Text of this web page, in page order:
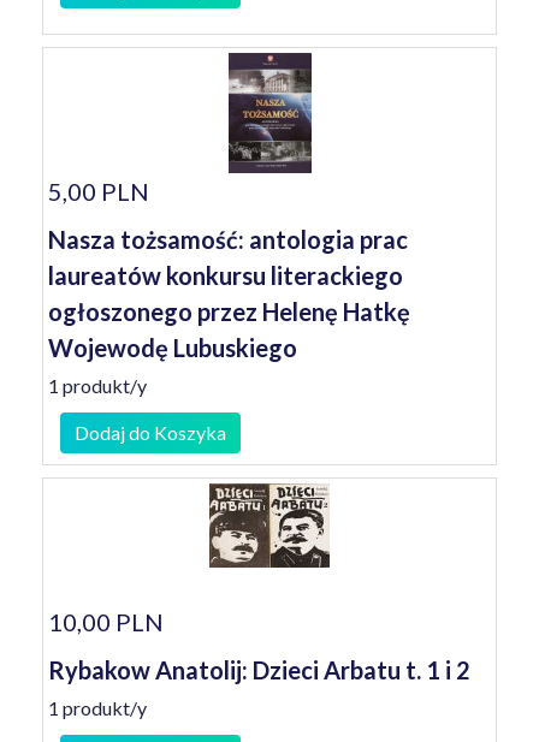
5,00 PLN
Nasza tożsamość: antologia prac
laureatów konkursu literackiego
ogłoszonego przez Helenę Hatkę
Wojewodę Lubuskiego
1 produkt/y
Dodaj do Koszyka
10,00 PLN
Rybakow Anatolij: Dzieci Arbatu t. 1 i 2
1 produkt/y